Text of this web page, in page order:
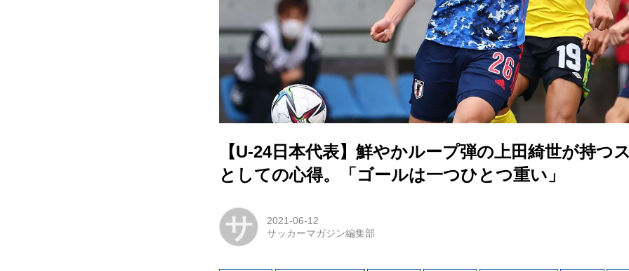
【U-24日本代表】鮮やかループ弾の上田綺世が持つ
としての心得。「ゴールは一つひとつ重い」
サ
2021-06-12
サッカーマガジン編集部